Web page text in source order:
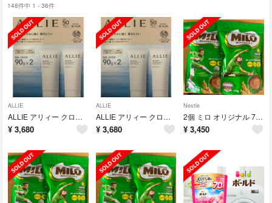
148件中 1 - 36件
ALLIE
ALLIE アリィー クロノビューティ GELUV EXp 90g x 2本
¥ 3,680
ALLIE
ALLIE アリィー クロノビューティ GELUV EXp 90g x 2本
¥ 3,680
Nestle
2個 ミロ オリジナル 700g 鉄分 ジッパートップ Nestle MILO
¥ 3,450